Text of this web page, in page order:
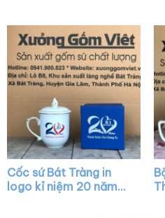
Cốc sứ Bát Tràng in
logo kỉ niệm 20 năm